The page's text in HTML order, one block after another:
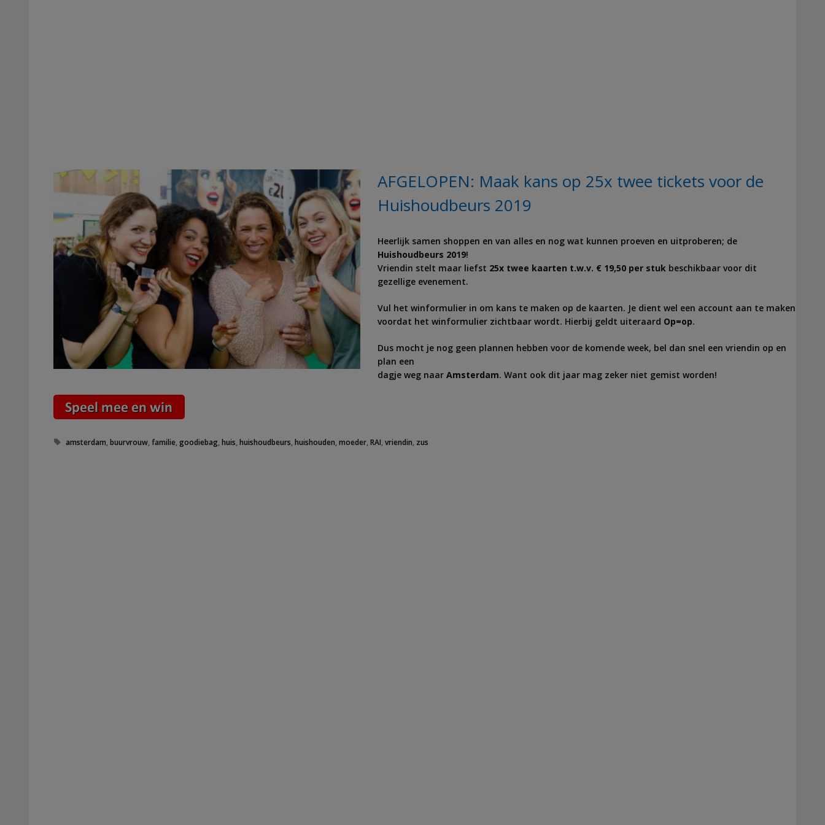
AFGELOPEN: Maak kans op 25x twee tickets voor de
Huishoudbeurs 2019
Heerlijk samen shoppen en van alles en nog wat kunnen proeven en uitproberen; de
Huishoudbeurs 2019!
Vriendin stelt maar liefst 25x twee kaarten t.w.v. € 19,50 per stuk beschikbaar voor dit
gezellige evenement.
Vul het winformulier in om kans te maken op de kaarten. Je dient wel een account aan te maken
voordat het winformulier zichtbaar wordt. Hierbij geldt uiteraard Op=op.
Dus mocht je nog geen plannen hebben voor de komende week, bel dan snel een vriendin op en
plan een
dagje weg naar Amsterdam. Want ook dit jaar mag zeker niet gemist worden!
Tags
amsterdam,buurvrouw,familie,goodiebag,huis,huishoudbeurs,huishouden,moeder,RAI,vriendin, zus